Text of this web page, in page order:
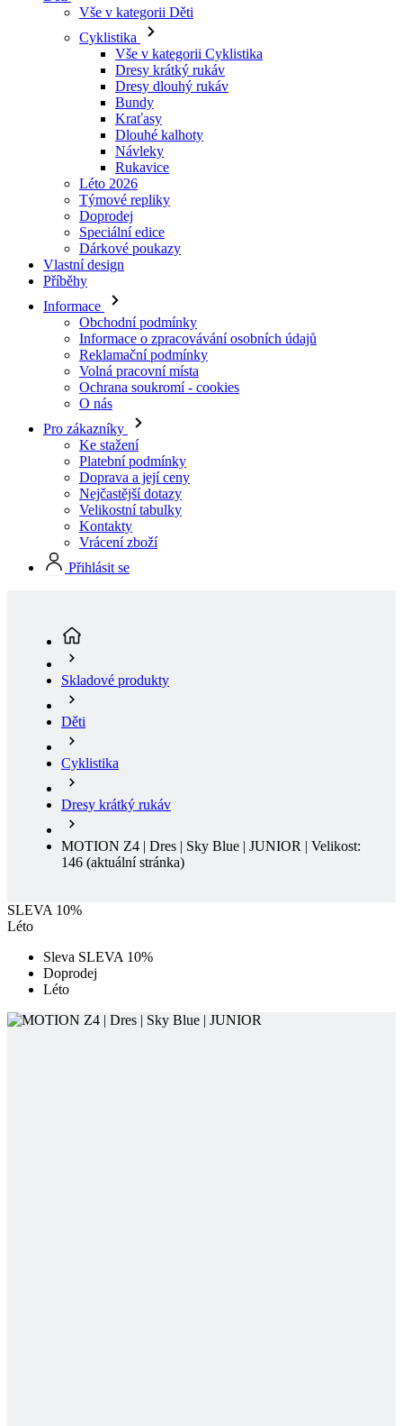
Dresy dlouhý rukáv
Bundy
Kraťasy
Dlouhé kalhoty
Návleky
Rukavice
Léto 2026
Týmové repliky
Doprodej
Speciální edice
Dárkové poukazy
Vlastní design
Příběhy
Informace
Obchodní podmínky
Informace o zpracovávání osobních údajů
Reklamační podmínky
Volná pracovní místa
Ochrana soukromí - cookies
O nás
Pro zákazníky
Ke stažení
Platební podmínky
Doprava a její ceny
Nejčastější dotazy
Velikostní tabulky
Kontakty
Vrácení zboží
Přihlásit se
Děti
Cyklistika
Dresy krátký rukáv
MOTION Z4 | Dres | Sky Blue | JUNIOR | Velikost:
146
SLEVA 10%
Léto